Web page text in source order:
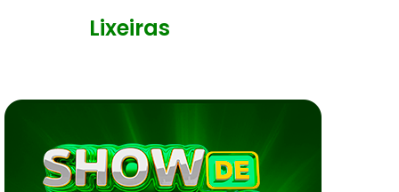
Lixeiras